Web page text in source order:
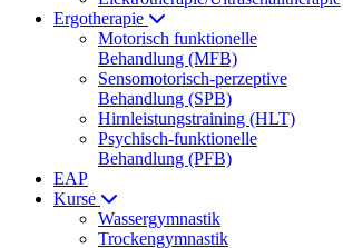
Ergotherapie
Motorisch funktionelle
Behandlung (MFB)
Sensomotorisch-perzeptive
Behandlung (SPB)
Hirnleistungstraining (HLT)
Psychisch-funktionelle
Behandlung (PFB)
EAP
Kurse
Wassergymnastik
Trockengymnastik